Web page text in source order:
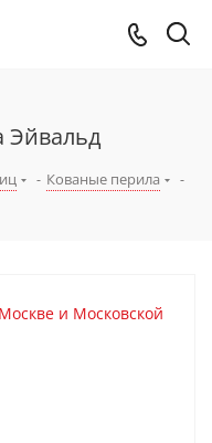
Эйвальд
- Кованые перила
-